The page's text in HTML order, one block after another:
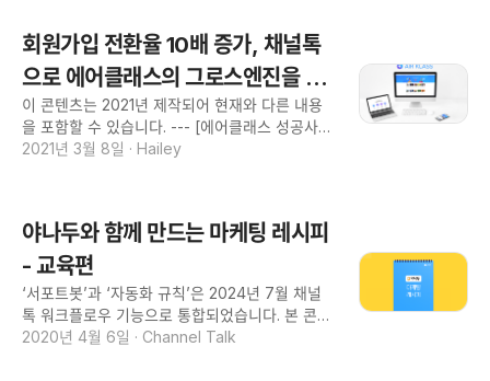
회원가입 전환율 10배 증가, 채널톡
으로 에어클래스의 그로스엔진을 찾
다!
이 콘텐츠는 2021년 제작되어 현재와 다른 내용
을 포함할 수 있습니다. --- [에어클래스 성공사
례] 회원가입 전환율 10배 증가, 회사소개 에어클
오퍼레이션 기능 <에어클래스 정민우 마케팅팀
브랜드전략 파트장> --- 17배 이탈 고객의 구매
전환율 증가 26% 패키지 상품 구매 전환율 증가
10배 신규 고객의 회원가입 전환율 증가 --- 고민
개발자의 도움 없이 효과적인 마케팅 방법을 찾고
싶어요. 성과 마케터 스스로 실험하고 전환율을
2021년 3월 8일 · Hailey
야나두와 함께 만드는 마케팅 레시피
- 교육편
‘서포트봇’과 ‘자동화 규칙’은 2024년 7월 채널
톡 워크플로우 기능으로 통합되었습니다. 본 콘텐
츠의 용어와 화면 구성은 현재와 다를 수 있다는
2020년 4월 6일 · Channel Talk